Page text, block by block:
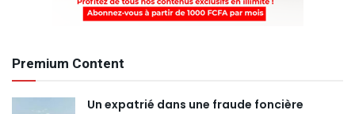
Premium Content
Un expatrié dans une fraude foncière